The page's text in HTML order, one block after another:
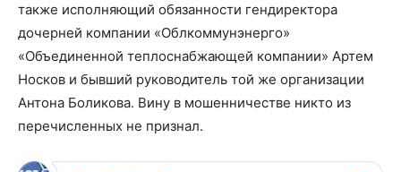
также исполняющий обязанности гендиректора
дочерней компании «Облкоммунэнерго»
«Объединенной теплоснабжающей компании» Артем
Носков и бывший руководитель той же организации
Антона Боликова. Вину в мошенничестве никто из
перечисленных не признал.